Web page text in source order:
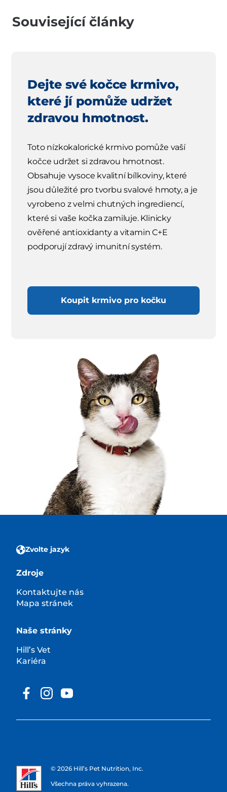
Související články
Dejte své kočce krmivo,
které jí pomůže udržet
zdravou hmotnost.
Toto nízkokalorické krmivo pomůže vaší
kočce udržet si zdravou hmotnost.
Obsahuje vysoce kvalitní bílkoviny, které
jsou důležité pro tvorbu svalové hmoty, a je
vyrobeno z velmi chutných ingrediencí,
které si vaše kočka zamiluje. Klinicky
ověřené antioxidanty a vitamin C+E
podporují zdravý imunitní systém.
Koupit krmivo pro kočku
Zvolte jazyk
Zdroje
Kontaktujte nás
Mapa stránek
Naše stránky
Hill’s Vet
Kariéra
© 2026 Hill’s Pet Nutrition, Inc.
Všechna práva vyhrazena.